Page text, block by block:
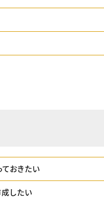
おきたい
したい